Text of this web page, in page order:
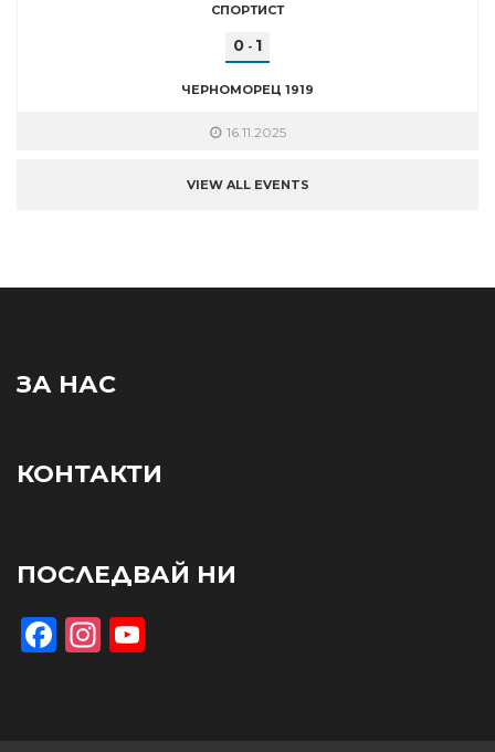
СПОРТИСТ
0 - 1
ЧЕРНОМОРЕЦ 1919
16.11.2025
VIEW ALL EVENTS
ЗА НАС
КОНТАКТИ
ПОСЛЕДВАЙ НИ
Facebook
Instagram